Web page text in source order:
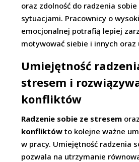
oraz zdolność do radzenia
sytuacjami. Pracownicy o
emocjonalnej potrafią lepiej
motywować siebie i innych oraz
Umiejętność
stresem i
konfliktów
Radzenie sobie ze stresem oraz
konfliktów to kolejne ważne
w pracy. Umiejętność radzenia
pozwala na utrzymanie